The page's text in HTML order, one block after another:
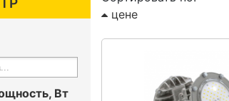
Вт
цене